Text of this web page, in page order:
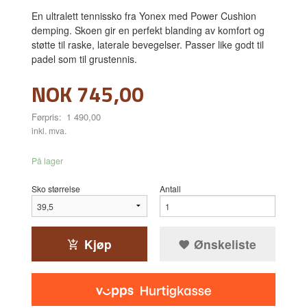
En ultralett tennissko fra Yonex med Power Cushion
demping. Skoen gir en perfekt blanding av komfort og
støtte til raske, laterale bevegelser. Passer like godt til
padel som til grustennis.
Tilbud
NOK745,00
Førpris: 1 490,00
Rabatt
inkl. mva.
På lager
Sko størrelse Antall
Kjøp Ønskeliste